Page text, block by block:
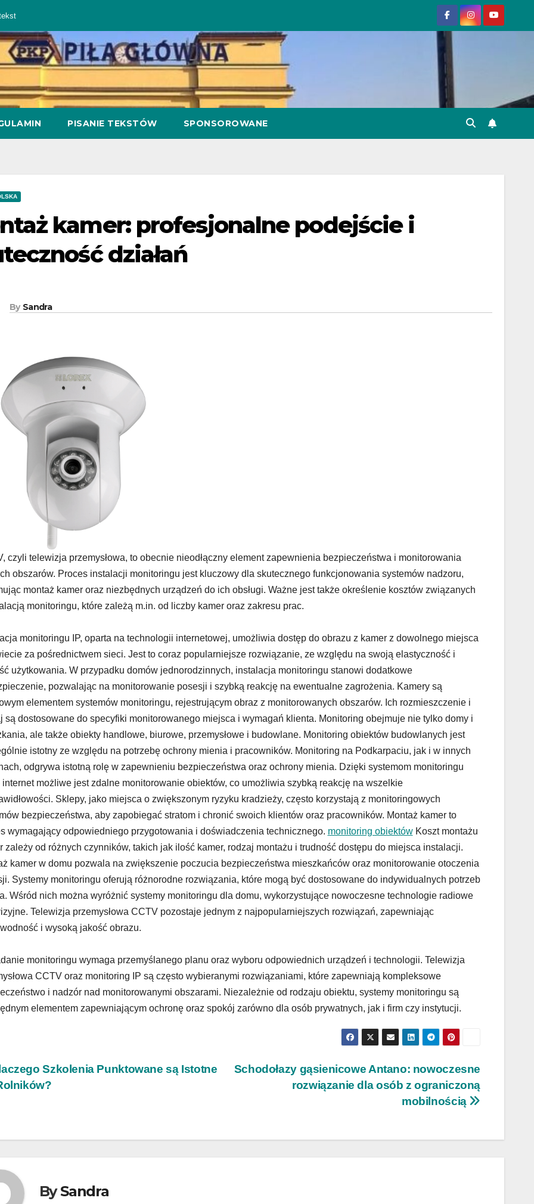
PISANIE TEKSTÓW SPONSOROWANE
kamer: profesjonalne podejście i
działań
By Sandra
czyli telewizja przemysłowa, to obecnie nieodłączny element zapewnienia bezpieczeństwa i monitorowania
obszarów. Proces instalacji monitoringu jest kluczowy dla skutecznego funkcjonowania systemów nadzoru,
montaż kamer oraz niezbędnych urządzeń do ich obsługi. Ważne jest także określenie kosztów związanych
monitoringu, które zależą m.in. od liczby kamer oraz zakresu prac.
monitoringu IP, oparta na technologii internetowej, umożliwia dostęp do obrazu z kamer z dowolnego miejsca
za pośrednictwem sieci. Jest to coraz popularniejsze rozwiązanie, ze względu na swoją elastyczność i
użytkowania. W przypadku domów jednorodzinnych, instalacja monitoringu stanowi dodatkowe
pozwalając na monitorowanie posesji i szybką reakcję na ewentualne zagrożenia. Kamery są
elementem systemów monitoringu, rejestrującym obraz z monitorowanych obszarów. Ich rozmieszczenie i
są dostosowane do specyfiki monitorowanego miejsca i wymagań klienta. Monitoring obejmuje nie tylko domy i
ale także obiekty handlowe, biurowe, przemysłowe i budowlane. Monitoring obiektów budowlanych jest
istotny ze względu na potrzebę ochrony mienia i pracowników. Monitoring na Podkarpaciu, jak i w innych
odgrywa istotną rolę w zapewnieniu bezpieczeństwa oraz ochrony mienia. Dzięki systemom monitoringu
internet możliwe jest zdalne monitorowanie obiektów, co umożliwia szybką reakcję na wszelkie
Sklepy, jako miejsca o zwiększonym ryzyku kradzieży, często korzystają z monitoringowych
bezpieczeństwa, aby zapobiegać stratom i chronić swoich klientów oraz pracowników. Montaż kamer to
wymagający odpowiedniego przygotowania i doświadczenia technicznego. monitoring obiektówKoszt montażu
zależy od różnych czynników, takich jak ilość kamer, rodzaj montażu i trudność dostępu do miejsca instalacji.
kamer w domu pozwala na zwiększenie poczucia bezpieczeństwa mieszkańców oraz monitorowanie otoczenia
Systemy monitoringu oferują różnorodne rozwiązania, które mogą być dostosowane do indywidualnych potrzeb
Wśród nich można wyróżnić systemy monitoringu dla domu, wykorzystujące nowoczesne technologie radiowe
Telewizja przemysłowa CCTV pozostaje jednym z najpopularniejszych rozwiązań, zapewniając
i wysoką jakość obrazu.
monitoringu wymaga przemyślanego planu oraz wyboru odpowiednich urządzeń i technologii. Telewizja
CCTV oraz monitoring IP są często wybieranymi rozwiązaniami, które zapewniają kompleksowe
i nadzór nad monitorowanymi obszarami. Niezależnie od rodzaju obiektu, systemy monitoringu są
elementem zapewniającym ochronę oraz spokój zarówno dla osób prywatnych, jak i firm czy instytucji.
Schodołazy gąsienicowe Antano: nowoczesne
rozwiązanie dla osób z ograniczoną
mobilnością
Szkolenia Punktowane są Istotne
BySandra